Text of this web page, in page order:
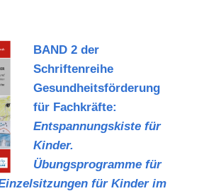
BAND 2 der
Schriftenreihe
Gesundheitsförderung
für Fachkräfte:
Entspannungskiste für
Kinder.
Übungsprogramme für
für Kinder im